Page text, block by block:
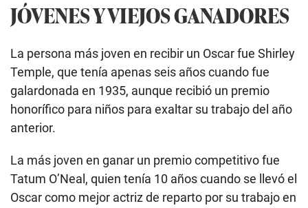
JÓVENES Y VIEJOS GANADORES
La persona más joven en recibir un Oscar fue Shirley
Temple, que tenía apenas seis años cuando fue
galardonada en 1935, aunque recibió un premio
honorífico para niños para exaltar su trabajo del año
anterior.
La más joven en ganar un premio competitivo fue
Tatum O’Neal, quien tenía 10 años cuando se llevó el
Oscar como mejor actriz de reparto por su trabajo en